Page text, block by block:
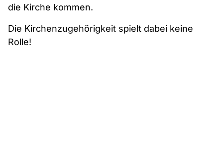
die Kirche kommen.
Die Kirchenzugehörigkeit spielt dabei keine
Rolle!